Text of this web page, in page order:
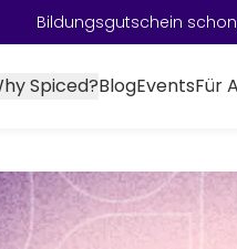
Bildungsgutschein
Spiced?BlogEventsFür